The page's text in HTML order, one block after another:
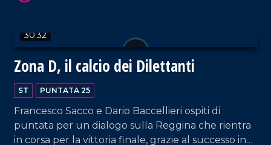
30:32
Zona D, il calcio dei Dilettanti
ST PUNTATA 25
Francesco Sacco e Dario Baccellieri ospiti di
puntata per un dialogo sulla Reggina che rientra
in corsa per la vittoria finale, grazie al successo in
VAI AL TITOLO